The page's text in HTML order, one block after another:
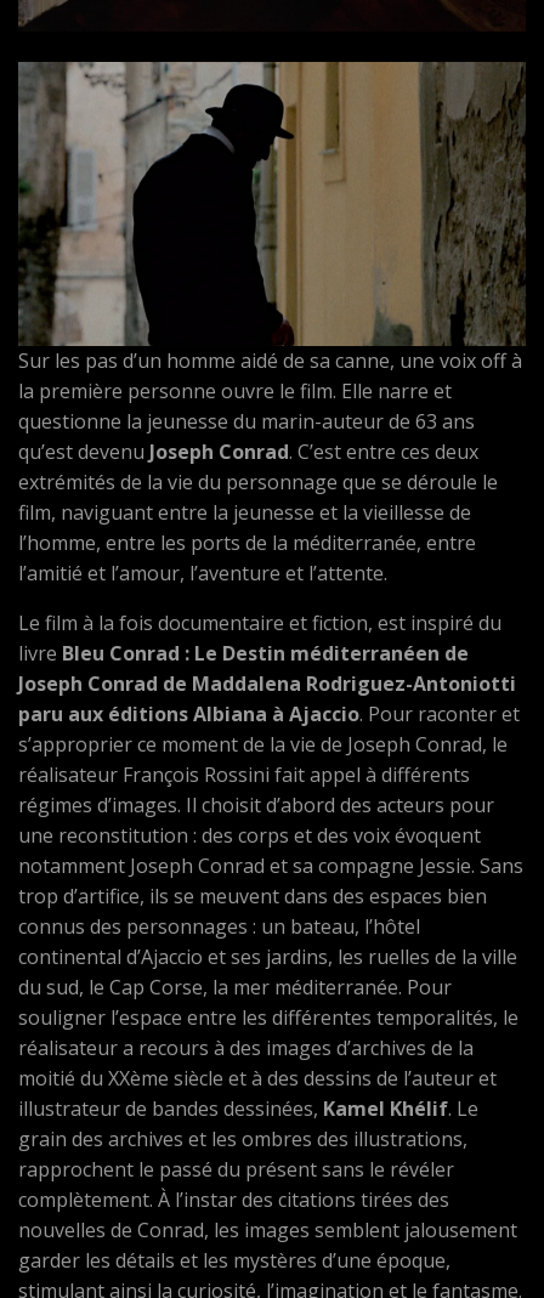
Sur les pas d’un homme aidé de sa canne, une voix off à
la première personne ouvre le film. Elle narre et
questionne la jeunesse du marin-auteur de 63 ans
qu’est devenu Joseph Conrad. C’est entre ces deux
extrémités de la vie du personnage que se déroule le
film, naviguant entre la jeunesse et la vieillesse de
l’homme, entre les ports de la méditerranée, entre
l’amitié et l’amour, l’aventure et l’attente.
Le film à la fois documentaire et fiction, est inspiré du
livre Bleu Conrad : Le Destin méditerranéen de
Joseph Conrad de Maddalena Rodriguez-Antoniotti
paru aux éditions Albiana à Ajaccio. Pour raconter et
s’approprier ce moment de la vie de Joseph Conrad, le
réalisateur François Rossini fait appel à différents
régimes d’images. Il choisit d’abord des acteurs pour
une reconstitution : des corps et des voix évoquent
notamment Joseph Conrad et sa compagne Jessie. Sans
trop d’artifice, ils se meuvent dans des espaces bien
connus des personnages : un bateau, l’hôtel
continental d’Ajaccio et ses jardins, les ruelles de la ville
du sud, le Cap Corse, la mer méditerranée. Pour
souligner l’espace entre les différentes temporalités, le
réalisateur a recours à des images d’archives de la
moitié du XXème siècle et à des dessins de l’auteur et
illustrateur de bandes dessinées, Kamel Khélif. Le
grain des archives et les ombres des illustrations,
rapprochent le passé du présent sans le révéler
complètement. À l’instar des citations tirées des
nouvelles de Conrad, les images semblent jalousement
garder les détails et les mystères d’une époque,
stimulant ainsi la curiosité, l’imagination et le fantasme.